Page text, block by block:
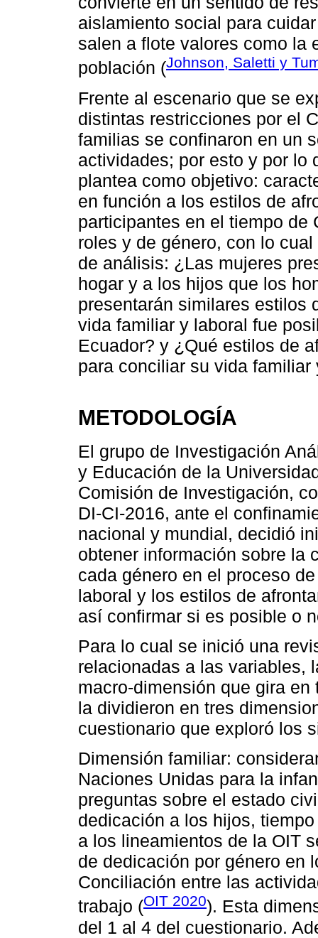
aislamiento social para
salen a flote valores como la
población (Johnson, Saletti y
Frente al escenario que se
distintas restricciones por el
familias se confinaron en un
actividades; por esto y por lo
plantea como objetivo:
en función a los estilos de
participantes en el tiempo de
roles y de género, con lo
de análisis: ¿Las mujeres
hogar y a los hijos que los
presentarán similares estilos
vida familiar y laboral fue
Ecuador? y ¿Qué estilos de
para conciliar su vida familiar
METODOLOGÍA
El grupo de Investigación
y Educación de la
Comisión de Investigación,
DI-CI-2016, ante el
nacional y mundial, decidió
obtener información sobre la
cada género en el proceso
laboral y los estilos de
así confirmar si es posible o
Para lo cual se inició una
relacionadas a las variables,
macro-dimensión que gira
la dividieron en tres
cuestionario que exploró los
Dimensión familiar:
Naciones Unidas para la
preguntas sobre el estado
dedicación a los hijos,
a los lineamientos de la OIT
de dedicación por género en
Conciliación entre las
trabajo (OIT 2020). Esta
del 1 al 4 del cuestionario.